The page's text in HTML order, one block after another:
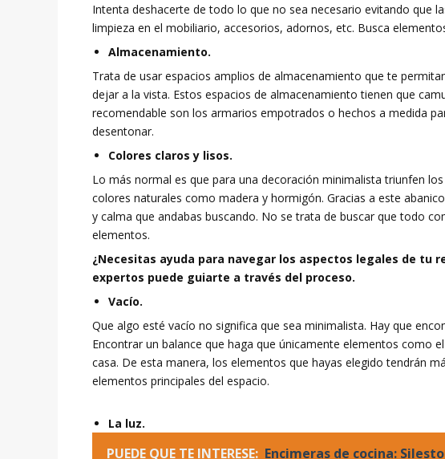
Intenta deshacerte de todo lo que no sea necesario evitando que
limpieza en el mobiliario, accesorios, adornos, etc. Busca
Almacenamiento.
Trata de usar espacios amplios de almacenamiento que te
dejar a la vista. Estos espacios de almacenamiento tienen que
recomendable son los armarios empotrados o hechos a medida
desentonar.
Colores claros y lisos.
Lo más normal es que para una decoración minimalista triunfen
colores naturales como madera y hormigón. Gracias a este
y calma que andabas buscando. No se trata de buscar que todo
elementos.
¿Necesitas ayuda para navegar los aspectos legales de tu
expertos puede guiarte a través del proceso.
Vacío.
Que algo esté vacío no significa que sea minimalista. Hay que
Encontrar un balance que haga que únicamente elementos como
casa. De esta manera, los elementos que hayas elegido tendrán
elementos principales del espacio.
La luz.
PUEDE QUE TE INTERESE: Encimeras de cocina: